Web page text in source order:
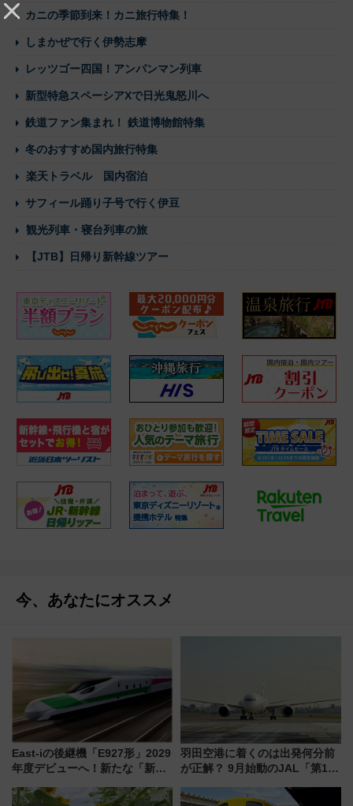
カニの季節到来！カニ旅行特集！
しまかぜで行く伊勢志摩
レッツゴー四国！アンパンマン列車
新型特急スペーシアXで日光鬼怒川へ
鉄道ファン集まれ！ 鉄道博物館特集
冬のおすすめ国内旅行特集
楽天トラベル 国内宿泊
サフィール踊り子号で行く伊豆
観光列車・寝台列車の旅
【JTB】日帰り新幹線ツアー
今、あなたにオススメ
East-iの後継機「E927形」2029
年度デビューへ！新たな「新幹
説【JR東日本】
羽田空港に着くのは出発何分前
が正解？ 9月始動のJAL「第1タ
歩1キロ超え！ 知っておきたい